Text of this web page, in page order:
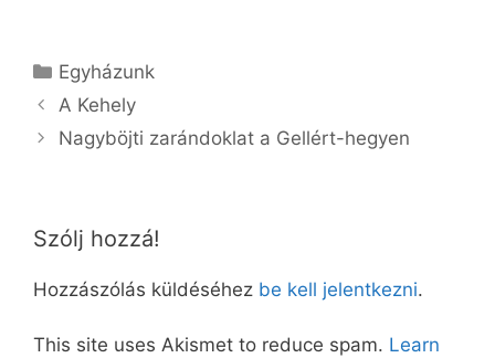
Kategória
Egyházunk
A Kehely
Nagyböjti zarándoklat a Gellért-hegyen
Szólj hozzá!
Hozzászólás küldéséhez be kell jelentkezni.
This site uses Akismet to reduce spam. Learn